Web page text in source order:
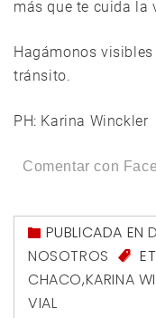
más que te cuida la
Hagámonos
tránsito.
PH: Karina Winckler
Comentar con
PUBLICADA EN
NOSOTROS
CHACO,KARINA
VIAL